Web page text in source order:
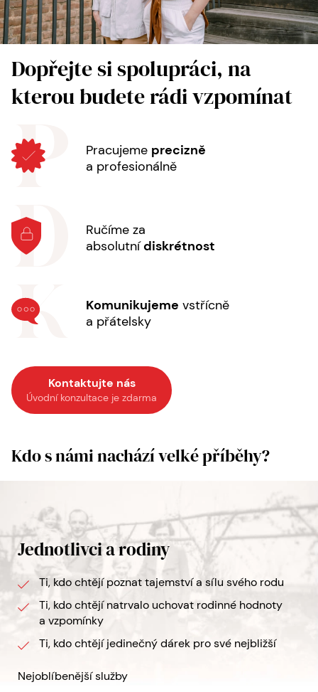
Dopřejte si spolupráci, na
kterou budete rádi vzpomínat
Pracujeme precizně
a profesionálně
Ručíme za
absolutnídiskrétnost
Komunikujeme vstřícně
a přátelsky
Kontaktujte nás
Úvodní konzultace je zdarma
Kdo s námi nachází velké příběhy?
Jednotlivci a rodiny
Ti, kdo chtějí poznat tajemství a sílu svého rodu
Ti, kdo chtějí natrvalo uchovat rodinné hodnoty
a vzpomínky
Ti, kdo chtějí jedinečný dárek pro své nejbližší
Nejoblíbenější služby